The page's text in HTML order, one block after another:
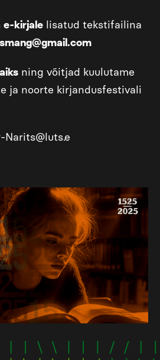
e-kirjale lisatud tekstifailina
ning võitjad kuulutame
ja noorte kirjandusfestivali
Narits@luts.e